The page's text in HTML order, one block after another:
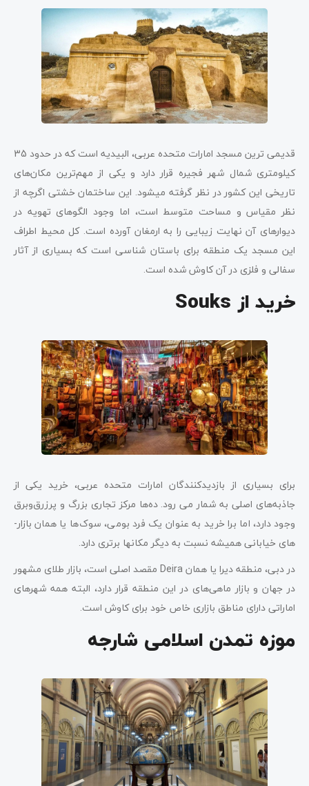
قدیمی ­ترین مسجد امارات متحده عربی، البیدیه است که در حدود 35
کیلومتری شمال شهر فجیره قرار دارد و یکی از مهم‌ترین مکان‌های
تاریخی این کشور در نظر گرفته می­شود. این ساختمان خشتی اگرچه از
نظر مقیاس و مساحت متوسط است، اما وجود الگوهای تهویه در
دیوارهای آن نهایت زیبایی را به ارمغان آورده است. کل محیط اطراف
این مسجد یک منطقه برای باستان­ شناسی است که بسیاری از آثار
سفالی و فلزی در آن کاوش شده است.
خرید از Souks
برای بسیاری از بازدیدکنندگان امارات متحده عربی، خرید یکی از
جاذبه‌های اصلی به شمار می­ رود. ده‌­ها مرکز تجاری بزرگ و پرزرق‌وبرق
وجود دارد، اما برا خرید به عنوان یک فرد بومی، سوک‌ها یا همان بازار­
های خیابانی همیشه نسبت به دیگر مکان­ها برتری دارد.
در دبی، منطقه دیرا یا همان Deira مقصد اصلی است، بازار طلای مشهور
در جهان و بازار ماهی‌های در این منطقه قرار دارد، البته همه شهرهای
اماراتی دارای مناطق بازاری خاص خود برای کاوش است.
موزه تمدن اسلامی شارجه